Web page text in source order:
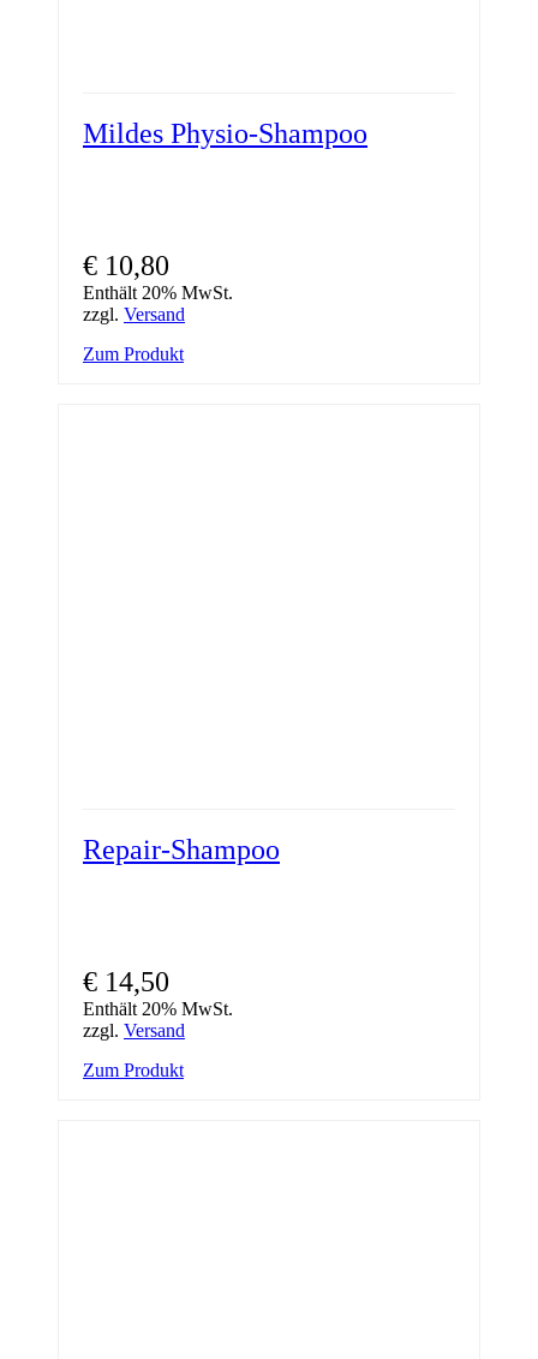
Mildes Physio-Shampoo
€ 10,80
Enthält 20% MwSt.
zzgl. Versand
Zum Produkt
Repair-Shampoo
€ 14,50
Enthält 20% MwSt.
zzgl. Versand
Zum Produkt